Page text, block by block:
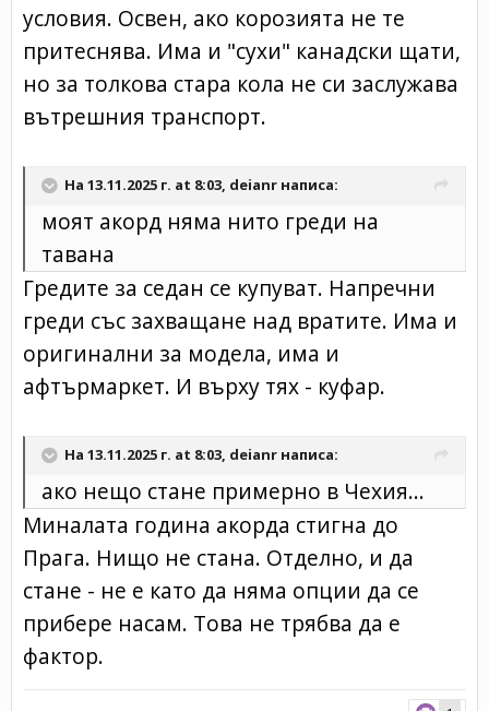
условия. Освен, ако корозията не те
притеснява. Има и "сухи" канадски щати,
но за толкова стара кола не си заслужава
вътрешния транспорт.
На 13.11.2025 г. at 8:03, deianr написа:
моят акорд няма нито греди на
тавана
Гредите за седан се купуват. Напречни
греди със захващане над вратите. Има и
оригинални за модела, има и
афтърмаркет. И върху тях - куфар.
На 13.11.2025 г. at 8:03, deianr написа:
ако нещо стане примерно в Чехия...
Миналата година акорда стигна до
Прага. Нищо не стана. Отделно, и да
стане - не е като да няма опции да се
прибере насам. Това не трябва да е
фактор.